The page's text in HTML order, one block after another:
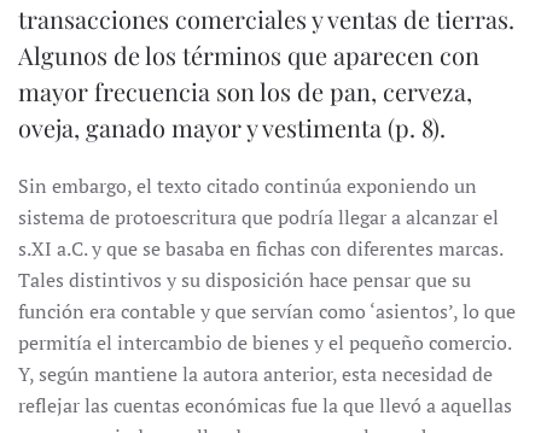
transacciones comerciales y ventas de tierras.
Algunos de los términos que aparecen con
mayor frecuencia son los de pan, cerveza,
oveja, ganado mayor y vestimenta (p. 8).
Sin embargo, el texto citado continúa exponiendo un
sistema de protoescritura que podría llegar a alcanzar el
s.XI a.C. y que se basaba en fichas con diferentes marcas.
Tales distintivos y su disposición hace pensar que su
función era contable y que servían como ‘asientos’, lo que
permitía el intercambio de bienes y el pequeño comercio.
Y, según mantiene la autora anterior, esta necesidad de
reflejar las cuentas económicas fue la que llevó a aquellas